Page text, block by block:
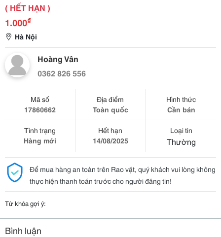
( HẾT HẠN )
1.000₫
Hà Nội
Hoàng Vân
0362 826 556
Mã số
17860662
Địa điểm
Toàn quốc
Hình thức
Cần bán
Tình trạng
Hàng mới
Hết hạn
14/08/2025
Loại tin
Thường
Để mua hàng an toàn trên Rao vặt, quý khách vui lòng không
thực hiện thanh toán trước cho người đăng tin!
Từ khóa gợi ý:
Bình luận